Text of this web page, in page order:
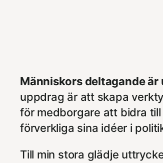
Människors deltagande
uppdrag är att skapa
för medborgare att bidra
förverkliga sina idéer i
Till min stora glädje